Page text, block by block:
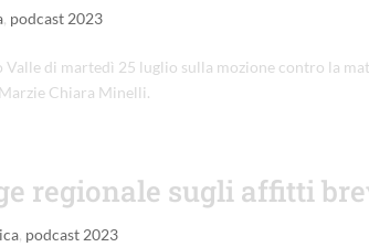
, podcast 2023
Valle di martedì 25 luglio sulla mozione contro la
Chiara Minelli.
regionale sugli affitti
, podcast 2023